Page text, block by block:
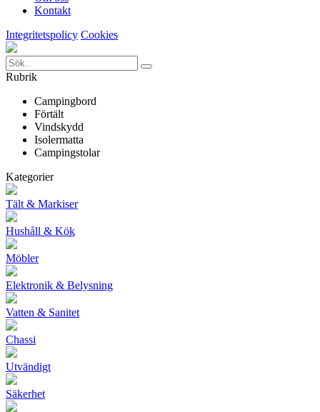
Kontakt
Integritetspolicy Cookies
Rubrik
Campingbord
Förtält
Vindskydd
Isolermatta
Campingstolar
Kategorier
Tält & Markiser
Hushåll & Kök
Möbler
Elektronik & Belysning
Vatten & Sanitet
Chassi
Utvändigt
Säkerhet